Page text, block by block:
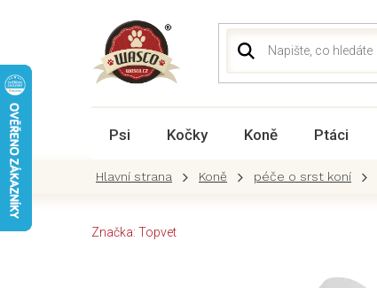
Psi Kočky Koně Ptáci
Koně péče o srst koní
Značka: Topvet